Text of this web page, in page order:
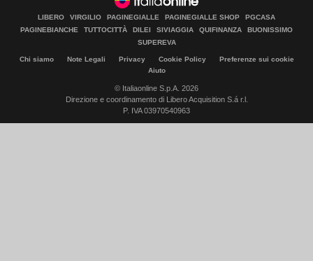
LIBERO VIRGILIO PAGINEGIALLE PAGINEGIALLE SHOP
PGCASA
PAGINEBIANCHE
TUTTOCITTÀ DILEI SIVIAGGIA QUIFINANZA
BUONISSIMO
SUPEREVA
Chi siamo Note Legali Privacy Cookie Policy
Preferenze sui cookie
Aiuto
© Italiaonline S.p.A. 2026
Direzione e coordinamento di Libero Acquisition S.á r.l.
P. IVA 03970540963